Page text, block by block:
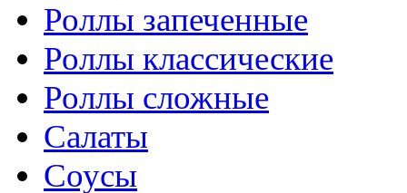
Роллы запеченные
Роллы классические
Роллы сложные
Салаты
Соусы